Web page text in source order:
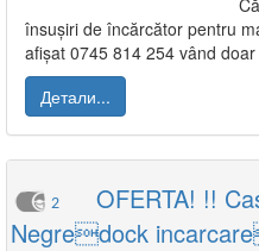
însușiri de încărcător pentru
afișat 0745 814 254 vând
Детали...
2
OFERTA! !!
Negredock